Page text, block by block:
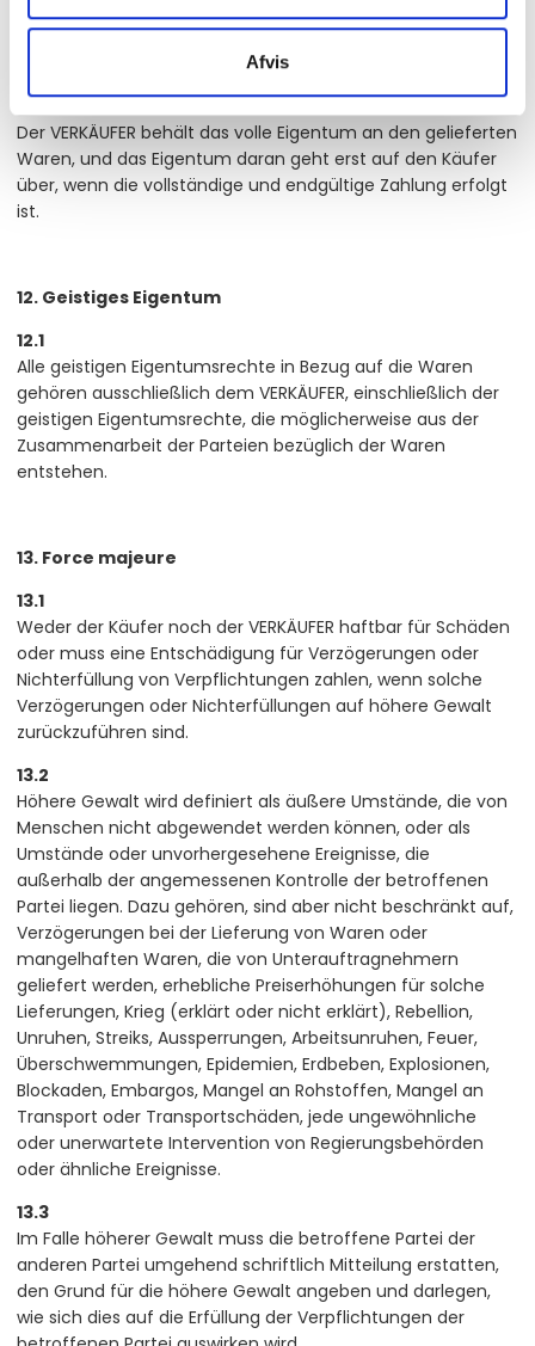
Afvis
11.1
Der VERKÄUFER behält das volle Eigentum an den gelieferten
Waren, und das Eigentum daran geht erst auf den Käufer
über, wenn die vollständige und endgültige Zahlung erfolgt
ist.
12. Geistiges Eigentum
12.1
Alle geistigen Eigentumsrechte in Bezug auf die Waren
gehören ausschließlich dem VERKÄUFER, einschließlich der
geistigen Eigentumsrechte, die möglicherweise aus der
Zusammenarbeit der Parteien bezüglich der Waren
entstehen.
13. Force majeure
13.1
Weder der Käufer noch der VERKÄUFER haftbar für Schäden
oder muss eine Entschädigung für Verzögerungen oder
Nichterfüllung von Verpflichtungen zahlen, wenn solche
Verzögerungen oder Nichterfüllungen auf höhere Gewalt
zurückzuführen sind.
13.2
Höhere Gewalt wird definiert als äußere Umstände, die von
Menschen nicht abgewendet werden können, oder als
Umstände oder unvorhergesehene Ereignisse, die
außerhalb der angemessenen Kontrolle der betroffenen
Partei liegen. Dazu gehören, sind aber nicht beschränkt auf,
Verzögerungen bei der Lieferung von Waren oder
mangelhaften Waren, die von Unterauftragnehmern
geliefert werden, erhebliche Preiserhöhungen für solche
Lieferungen, Krieg (erklärt oder nicht erklärt), Rebellion,
Unruhen, Streiks, Aussperrungen, Arbeitsunruhen, Feuer,
Überschwemmungen, Epidemien, Erdbeben, Explosionen,
Blockaden, Embargos, Mangel an Rohstoffen, Mangel an
Transport oder Transportschäden, jede ungewöhnliche
oder unerwartete Intervention von Regierungsbehörden
oder ähnliche Ereignisse.
13.3
Im Falle höherer Gewalt muss die betroffene Partei der
anderen Partei umgehend schriftlich Mitteilung erstatten,
den Grund für die höhere Gewalt angeben und darlegen,
wie sich dies auf die Erfüllung der Verpflichtungen der